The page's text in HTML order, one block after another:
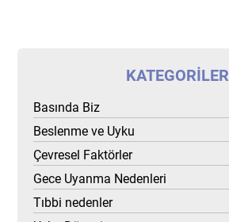
KATEGORILER
Basında Biz
Beslenme ve Uyku
Çevresel Faktörler
Gece Uyanma Nedenleri
Tıbbi nedenler